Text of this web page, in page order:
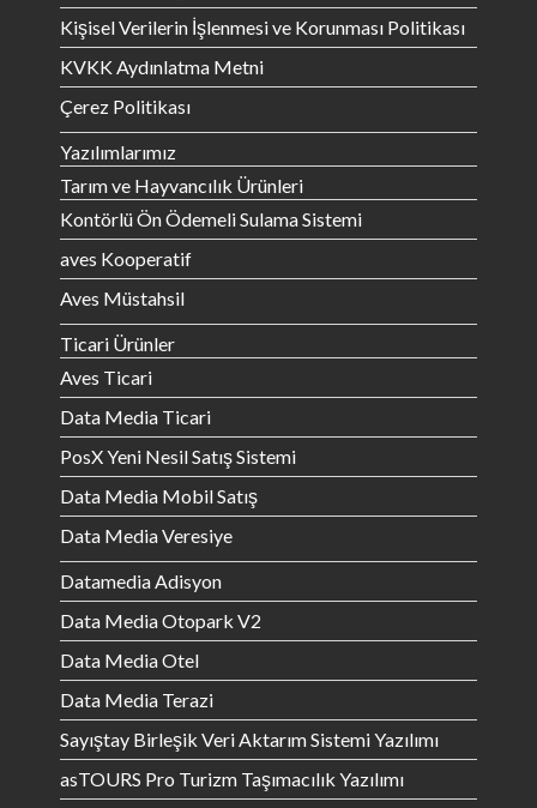
Kişisel Verilerin İşlenmesi ve Korunması Politikası
KVKK Aydınlatma Metni
Çerez Politikası
Yazılımlarımız
Tarım ve Hayvancılık Ürünleri
Kontörlü Ön Ödemeli Sulama Sistemi
aves Kooperatif
Aves Müstahsil
Ticari Ürünler
Aves Ticari
Data Media Ticari
PosX Yeni Nesil Satış Sistemi
Data Media Mobil Satış
Data Media Veresiye
Datamedia Adisyon
Data Media Otopark V2
Data Media Otel
Data Media Terazi
Sayıştay Birleşik Veri Aktarım Sistemi Yazılımı
asTOURS Pro Turizm Taşımacılık Yazılımı